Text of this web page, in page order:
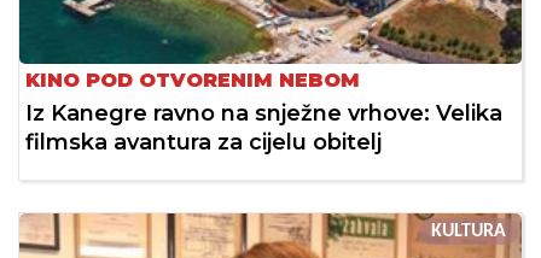
KINO POD OTVORENIM NEBOM
Iz Kanegre ravno na snježne vrhove: Velika
filmska avantura za cijelu obitelj
KULTURA